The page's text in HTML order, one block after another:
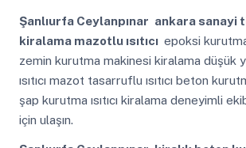
Şanlıurfa Ceylanpınar ankara sanayi
kiralama mazotlu ısıtıcı epoksi
zemin kurutma makinesi kiralama düşük
ısıtıcı mazot tasarruflu ısıtıcı beton
şap kurutma ısıtıcı kiralama deneyimli
için ulaşın.